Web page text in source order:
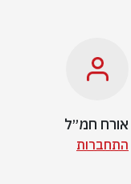
אורח חמ״ל
התחברות